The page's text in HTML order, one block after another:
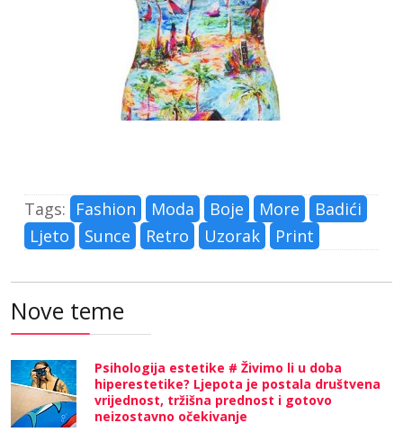
Tags: Fashion Moda Boje More
Badići
Ljeto
Sunce Retro Uzorak Print
Nove teme
Psihologija estetike # Živimo li u doba
hiperestetike? Ljepota je postala društvena
vrijednost, tržišna prednost i gotovo
neizostavno očekivanje